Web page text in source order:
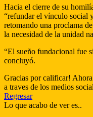
Hacia el cierre de su
“refundar el vínculo social
retomando una proclama
la necesidad de la unidad
“El sueño fundacional fue
concluyó.
Gracias por calificar!
a traves de los medios
Regresar
Lo que acabo de ver es..